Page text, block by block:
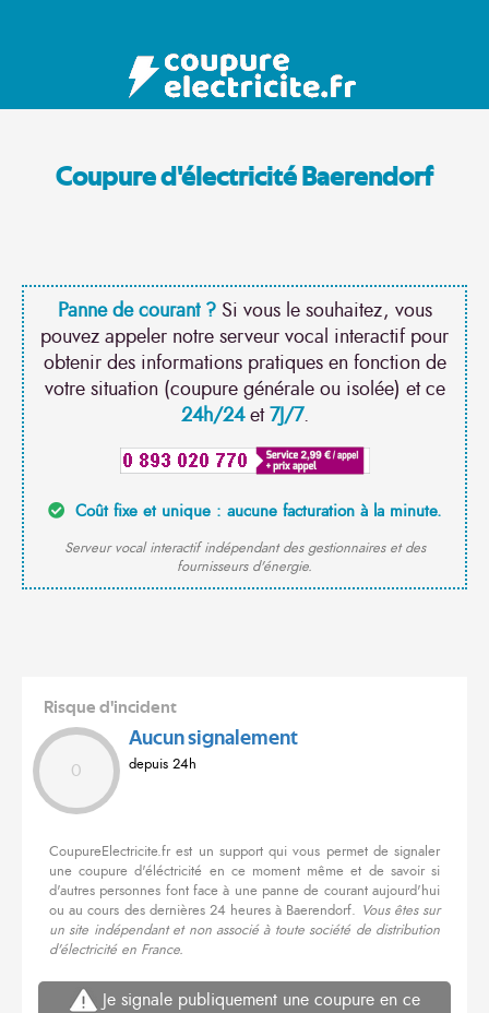
Coupure d'électricité Baerendorf
Panne de courant ?Si vous le souhaitez, vous
pouvez appeler notre serveur vocal interactif pour
obtenir des informations pratiques en fonction de
votre situation (coupure générale ou isolée) et ce
24h/24et7J/7.
Coût fixe et unique : aucune facturation à la minute.
Serveur vocal interactif indépendant des gestionnaires et des
fournisseurs d'énergie.
Risque d'incident
0
Aucun signalement
depuis 24h
CoupureElectricite.fr est un support qui vous permet de signaler
une coupure d'éléctricité en ce moment même et de savoir si
d'autres personnes font face à une panne de courant aujourd'hui
ou au cours des dernières 24 heures à Baerendorf. Vous êtes sur
un site indépendant et non associé à toute société de distribution
d'électricité en France.
Je signale publiquement une coupure en ce